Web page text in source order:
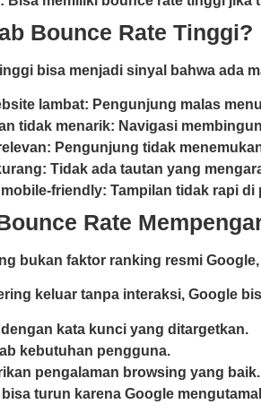
Bounce Rate Tinggi?
bisa menjadi sinyal bahwa ada
lambat: Pengunjung malas
tidak menarik: Navigasi
Pengunjung tidak
Tidak ada tautan yang
friendly: Tampilan tidak rapi di
Rate
bukan faktor ranking resmi
keluar tanpa interaksi, Google
kata kunci yang ditargetkan.
kebutuhan pengguna.
pengalaman browsing yang baik.
turun karena Google